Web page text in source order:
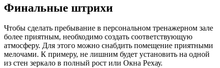
Финальные штрихи
Чтобы сделать пребывание в персональном тренажерном зале
более приятным, необходимо создать соответствующую
атмосферу. Для этого можно снабдить помещение приятными
мелочами. К примеру, не лишним будет установить на одной
из стен зеркало в полный рост или Окна Рехау.